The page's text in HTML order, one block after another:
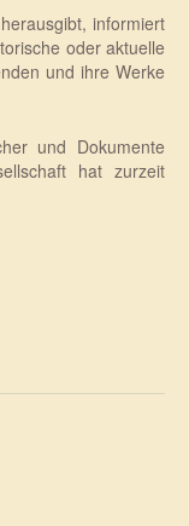
informiert
oder aktuelle
und ihre Werke
und Dokumente
hat zurzeit